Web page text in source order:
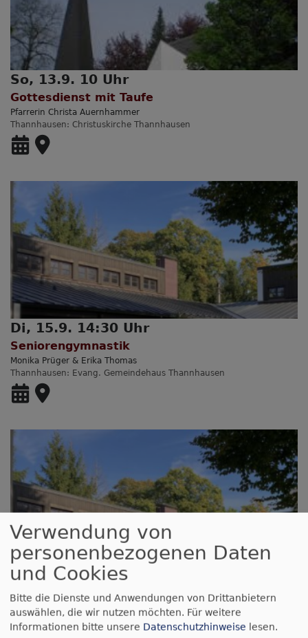
So, 13.9. 10 Uhr
Gottesdienst mit Taufe
Pfarrerin Christa Auernhammer
Thannhausen
Christuskirche Thannhausen
Di, 15.9. 14:30 Uhr
Seniorengymnastik
Monika Prüger & Erika Thomas
Thannhausen
Evang. Gemeindehaus Thannhausen
Do, 17.9. 12 Uhr
Mahlzeitgemeinde
Monika Prüger & Ingrid Kalwar
Thannhausen
Evang. Gemeindehaus Thannhausen
Verwendung von
personenbezogenen Daten
und Cookies
Bitte die Dienste und Anwendungen von Drittanbietern
auswählen, die wir nutzen möchten. Für weitere
Informationen bitte unsere Datenschutzhinweise lesen.